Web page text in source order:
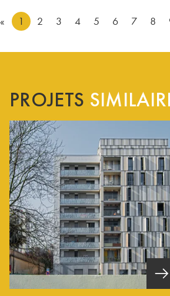
« 1 2 3 4 5 6 7 8
PROJETS